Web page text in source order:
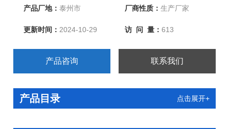
全带等几大系列，上百种产品，欢迎新老客户来函洽谈订
产品厂地：泰州市 厂商性质： 生产厂家
更新时间：2024-10-29 访 问 量： 613
产品咨询 联系我们
产品目录 点击展开+